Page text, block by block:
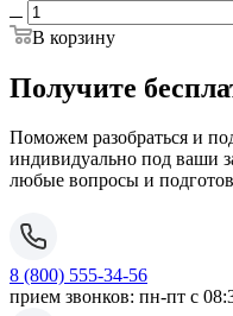
В корзину
Получите
Поможем разобраться и
индивидуально под ваши
любые вопросы и
8 (800) 555-34-56
прием звонков: пн-пт с